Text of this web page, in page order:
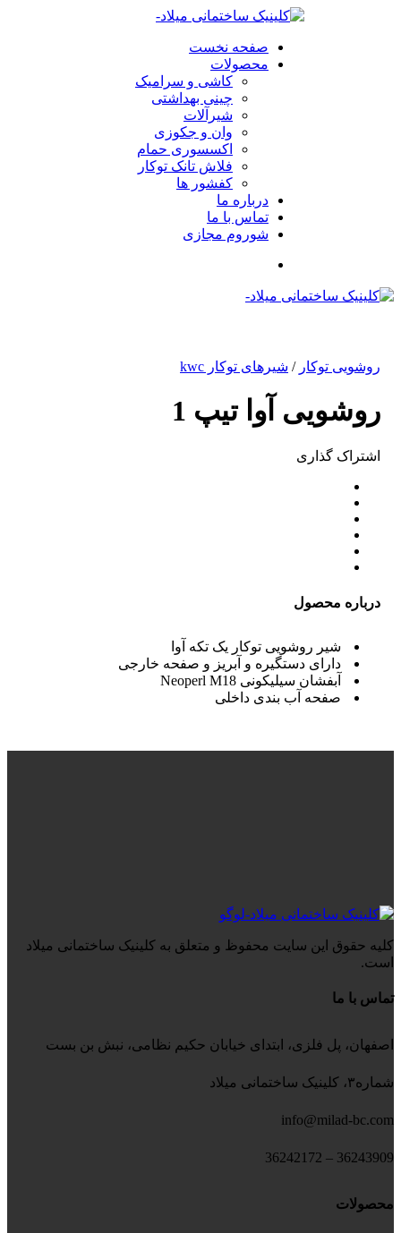
صفحه نخست
محصولات
کاشی و سرامیک
چینی بهداشتی
شیرآلات
وان و جکوزی
اکسسوری حمام
فلاش تانک توکار
کفشور ها
درباره ما
تماس با ما
شوروم مجازی
روشویی توکار / شیرهای توکار kwc
روشویی آوا تیپ 1
اشتراک ‌گذاری
درباره محصول
شیر روشویی توکار یک تکه آوا
دارای دستگیره و آبریز و صفحه خارجی
آبفشان سیلیکونی Neoperl M18
صفحه آب بندی داخلی
کلیه حقوق این سایت محفوظ و متعلق به کلینیک ساختمانی میلاد
است.
تماس با ما
اصفهان، پل فلزی، ابتدای خیابان حکیم نظامی، نبش بن بست
شماره۳، کلینیک ساختمانی میلاد
info@milad-bc.com
36243909 – 36242172
محصولات